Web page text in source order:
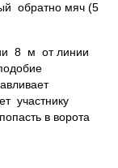
обратно мяч (5
8 м от линии
участнику
в ворота